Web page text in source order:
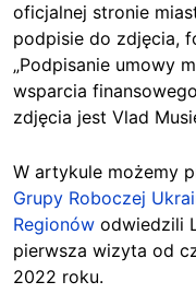
oficjalnej stronie
podpisie do zdjęcia,
„Podpisanie umowy
wsparcia
zdjęcia jest Vlad
W artykule możemy
Grupy Roboczej
Regionów odwiedzili
pierwsza wizyta od
2022 roku.